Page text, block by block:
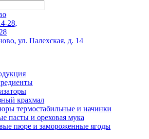
28,
ул. Палехская, д. 14
крахмал
термостабильные и начинки
пасты и ореховая мука
пюре и замороженные ягоды